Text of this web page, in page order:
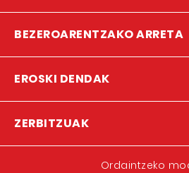
BEZEROARENTZAKO ARRETA
EROSKI DENDAK
ZERBITZUAK
Ordaintzeko